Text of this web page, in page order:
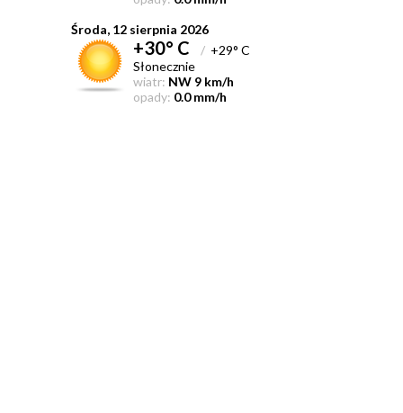
Środa, 12 sierpnia 2026
+30° C /+29° C
Słonecznie
wiatr: NW 9 km/h
opady: 0.0 mm/h